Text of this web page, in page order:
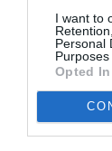
I want to
Personal
Opted In